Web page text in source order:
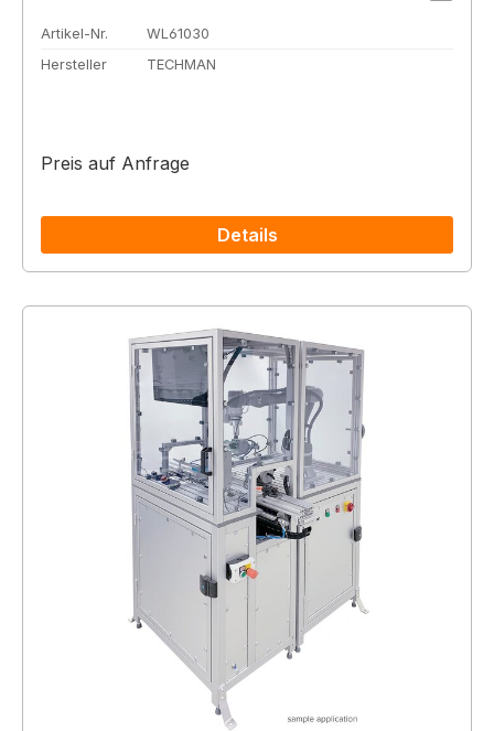
Artikel-Nr.
WL61030
Hersteller
TECHMAN
Preis auf Anfrage
Details